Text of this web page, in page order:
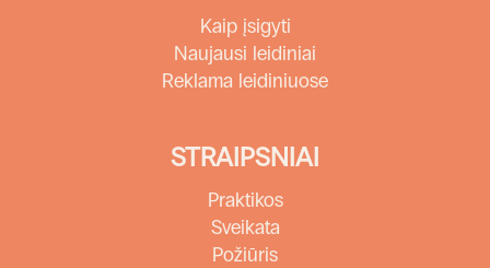
Kaip įsigyti
Naujausi leidiniai
Reklama leidiniuose
STRAIPSNIAI
Praktikos
Sveikata
Požiūris